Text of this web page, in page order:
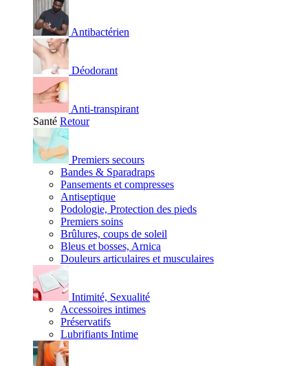
Antibactérien
Déodorant
Anti-transpirant
Santé Retour
Premiers secours
Bandes & Sparadraps
Pansements et compresses
Antiseptique
Podologie, Protection des pieds
Premiers soins
Brûlures, coups de soleil
Bleus et bosses, Arnica
Douleurs articulaires et musculaires
Intimité, Sexualité
Accessoires intimes
Préservatifs
Lubrifiants Intime